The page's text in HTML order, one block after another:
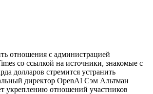
отношения с администрацией
со ссылкой на источники, знакомые с
долларов стремится устранить
директор OpenAI Сэм Альтман
укреплению отношений участников